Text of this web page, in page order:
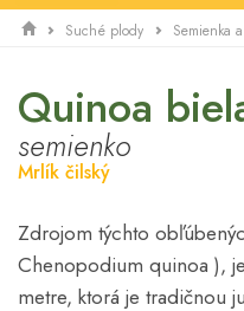
Suché plody Semienka
Quinoa
semienko
Mrlík čilský
Zdrojom týchto
Chenopodium quinoa ),
metre, ktorá je tradičnou